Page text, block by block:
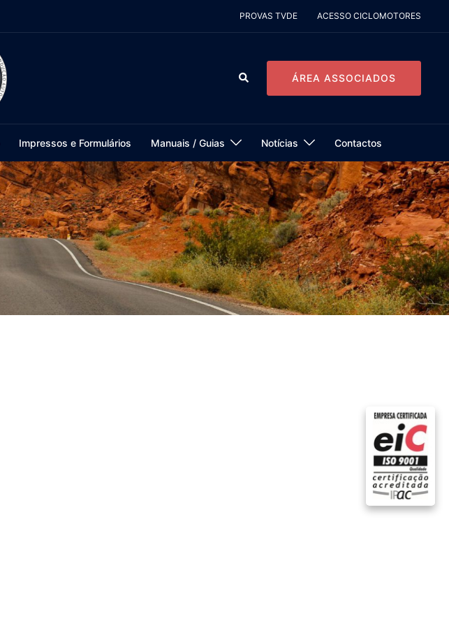
PROVAS TVDE ACESSO CICLOMOTORES
Pesquisar ÁREA ASSOCIADOS
Impressos e Formulários Manuais / Guias Notícias Contactos